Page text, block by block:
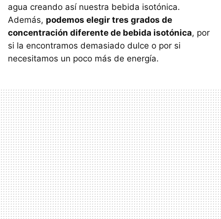
agua creando así nuestra bebida isotónica.
Además, podemos elegir tres grados de
concentración diferente de bebida isotónica, por
si la encontramos demasiado dulce o por si
necesitamos un poco más de energía.